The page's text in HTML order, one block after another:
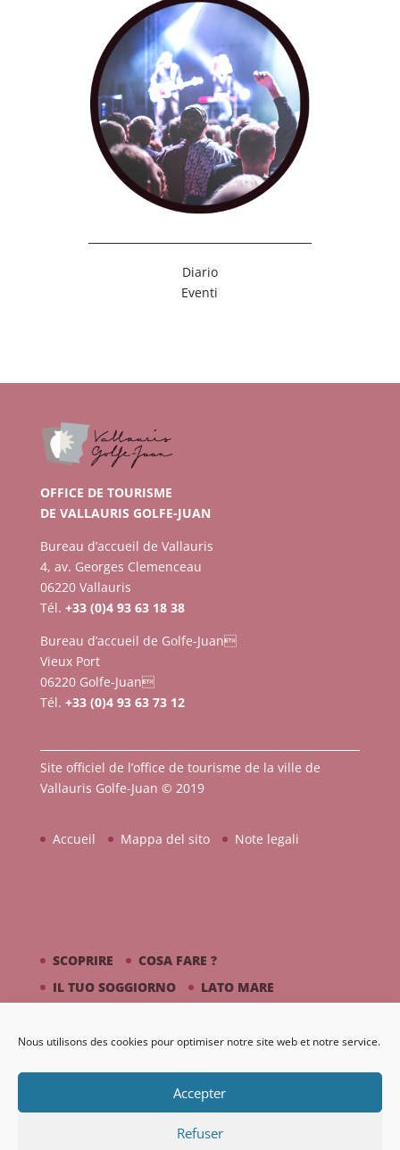
Nous utilisons des cookies pour optimiser notre site web et notre service.
Accepter
Refuser
Diario
Eventi
OFFICE DE TOURISME
DE VALLAURIS GOLFE-JUAN
Bureau d’accueil de Vallauris
4, av. Georges Clemenceau
06220 Vallauris
Tél. +33 (0)4 93 63 18 38
Bureau d’accueil de Golfe-Juan
Vieux Port
06220 Golfe-Juan
Tél. +33 (0)4 93 63 73 12
Site officiel de l’office de tourisme de la ville de
Vallauris Golfe-Juan © 2019
Accueil Mappa del sito Note legali
SCOPRIRE
COSA FARE ?
IL TUO SOGGIORNO
LATO MARE
DIARIO GALLERIA